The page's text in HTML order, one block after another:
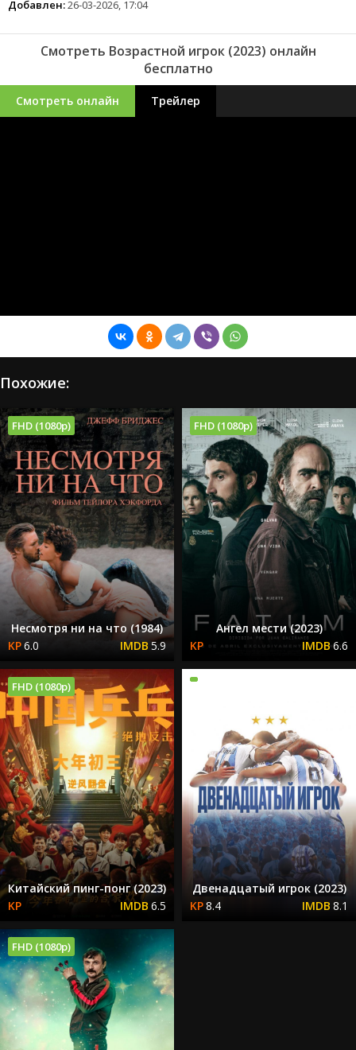
Добавлен:26-03-2026, 17:04
Смотреть Возрастной игрок (2023) онлайн
бесплатно
Смотреть онлайн Трейлер
Похожие:
FHD (1080p)
Несмотря ни на что (1984)
6.0
5.9
FHD (1080p)
Ангел мести (2023)
6.6
FHD (1080p)
Китайский пинг-понг (2023)
6.5
Двенадцатый игрок (2023)
8.4
8.1
FHD (1080p)